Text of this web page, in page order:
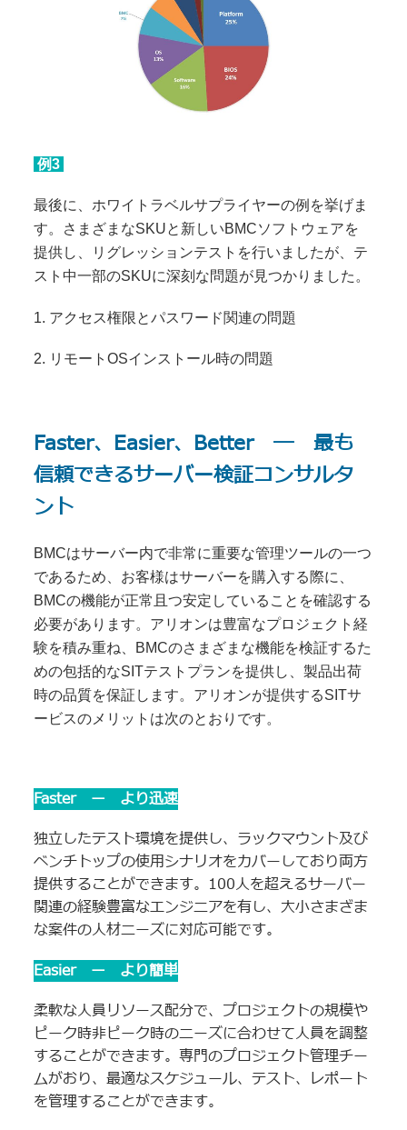
例3
最後に、ホワイトラベルサプライヤーの例を挙げま
す。さまざまなSKUと新しいBMCソフトウェアを
提供し、リグレッションテストを行いましたが、テ
スト中一部のSKUに深刻な問題が見つかりました。
1. アクセス権限とパスワード関連の問題
2. リモートOSインストール時の問題
Faster、Easier、Better ― 最も
信頼できるサーバー検証コンサルタ
ント
BMCはサーバー内で非常に重要な管理ツールの一つ
であるため、お客様はサーバーを購入する際に、
BMCの機能が正常且つ安定していることを確認する
必要があります。アリオンは豊富なプロジェクト経
験を積み重ね、BMCのさまざまな機能を検証するた
めの包括的なSITテストプランを提供し、製品出荷
時の品質を保証します。アリオンが提供するSITサ
ービスのメリットは次のとおりです。
Faster ー より迅速
独立したテスト環境を提供し、ラックマウント及び
ベンチトップの使用シナリオをカバーしており両方
提供することができます。100人を超えるサーバー
関連の経験豊富なエンジニアを有し、大小さまざま
な案件の人材ニーズに対応可能です。
Easier ー より簡単
柔軟な人員リソース配分で、プロジェクトの規模や
ピーク時非ピーク時のニーズに合わせて人員を調整
することができます。専門のプロジェクト管理チー
ムがおり、最適なスケジュール、テスト、レポート
を管理することができます。